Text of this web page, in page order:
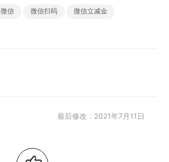
微信 微信扫码
微信立减金
最后修改：2021年7月11日